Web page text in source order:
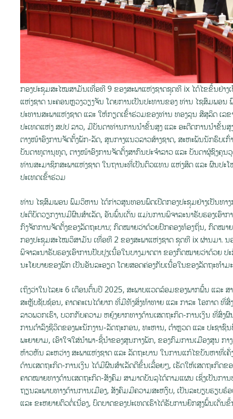
ກອງປະຊຸມສະໄໝສາມັນເທື່ອທີ 9 ຂອງສະພາແຫ່ງຊາດຊຸດທີ ix ໄດ້ໄຂຂຶ້ນຢ່າ
ແຫ່ງຊາດ ນະຄອນຫຼວງວຽງຈັນ ໂດຍການເປັນປະທານຂອງ ທ່ານ ໄຊສົມພອ
ປະທານສະພາແຫ່ງຊາດ ແລະ ໃຫ້ກຽດເຂົ້າຮ່ວມຂອງທ່ານ ທອງລຸນ ສີສຸລິດ ເລ
ປະເທດແຫ່ງ ສປປ ລາວ, ມີບັນດາທ່ານການນໍາຂັ້ນສູງ ແລະ ອະດີດການນໍາຂັ້ນ
ຕາງໜ້າອົງການຈັດຕັ້ງພັກ-ລັດ, ສູນກາງແນວລາວສ້າງຊາດ, ສະຫະພັນນັກຮົບເ
ບັນດາທູຕານຸທູດ, ຕາງໜ້າອົງການຈັດຕັ້ງສາກົນປະຈໍາລາວ ແລະ ບັນດາຜູ້ຊົງ
ທ່ານສະມາຊິກສະພາແຫ່ງຊາດ ໃນຖານະທີ່ເປັນຕົວແທນ ແຫ່ງສິດ ແລະ ຜົນປະ
ປະເທດເຂົ້າຮ່ວມ
ທ່ານ ໄຊສົມພອນ ພົມວິຫານ ໄດ້ກ່າວສູນທອນພົດເປີດກອງປະຊຸມຢ່າງເປັນທາ
ປະຕິບັດວຽກງານມີຜົນສໍາເລັດ, ອັນພົ້ນເດັ່ນ ແມ່ນການພິຈາລະນາຮັບຮອງເອົາ
ກົງຈັກການຈັດຕັ້ງຂອງລັດຖະບານ; ກົດໝາຍວ່າດ້ວຍປົກຄອງທ້ອງຖິ່ນ, ກົດໝາ
ກອງປະຊຸມສະໄໝວິສາມັນ ເທື່ອທີ 2 ຂອງສະພາແຫ່ງຊາດ ຊຸດທີ ix ຜ່ານມາ. ນ
ພິຈາລະນາຮັບຮອງເອົາການປັບປຸງເນື້ອໃນບາງມາດຕາ ຂອງກົດໝາຍວ່າດ້ວຍ
ນະໂຍບາຍຂອງພັກ ເປັນອັນລະອຽດ ໂດຍສອດຄ່ອງກັບເນື້ອໃນຂອງລັດຖະທຳມ
ເຖິງວ່າໃນໄລຍະ 6 ເດືອນຕົ້ນປີ 2025, ສະພາບແວດລ້ອມຂອງພາກພື້ນ ແລະ
ສະຫຼັບຊັບຊ້ອນ, ຄາດຄະເນໄດ້ຍາກ ທີ່ມີທັງສິ່ງທ້າທາຍ ແລະ ກາລະ ໂອກາດ ທີ່
ລາວພວກເຮົາ, ບວກກັບຄວາມ ຫຍຸ້ງຍາກທາງດ້ານເສດຖະກິດ-ການເງິນ ທີ່ສົ່ງ
ການດໍາລົງຊີວິດຂອງພະນັກງານ-ລັດຖະກອນ, ທະຫານ, ຕຳຫຼວດ ແລະ ປະຊາຊົ
ພະຍາຍາມ, ເອົາໃຈໃສ່ນໍາພາ-ຊີ້ນໍາຂອງສູນກາງພັກ, ຂອງກົມການເມືອງສູນ ກ
ຫ້າວຫັນ ລະຫວ່າງ ສະພາແຫ່ງຊາດ ແລະ ລັດຖະບານ ໃນການແກ້ໄຂບັນຫາທີ່ເ
ດ້ານເສດຖະກິດ-ການເງິນ ໄດ້ມີຜົນສໍາເລັດດີຂຶ້ນເລື້ອຍໆ, ເຮັດໃຫ້ເສດຖະກິດຂ
ຄາດໝາຍທາງດ້ານເສດຖະກິດ-ສັງຄົມ ສາມາດບັນລຸໄດ້ຕາມແຜນ ເຊິ່ງເປັນກ
ຖຽນລະພາບທາງດ້ານການເມືອງ, ສັງຄົມມີຄວາມສະຫງົບ, ເປັນລະບຽບຮຽບ
ແລະ ຂະຫຍາຍຕົວຕໍ່ເນື່ອງ, ບົດບາດຂອງປະເທດເຮົາໄດ້ຮັບການຍົກສູງພົ້ນເດັ່ນ